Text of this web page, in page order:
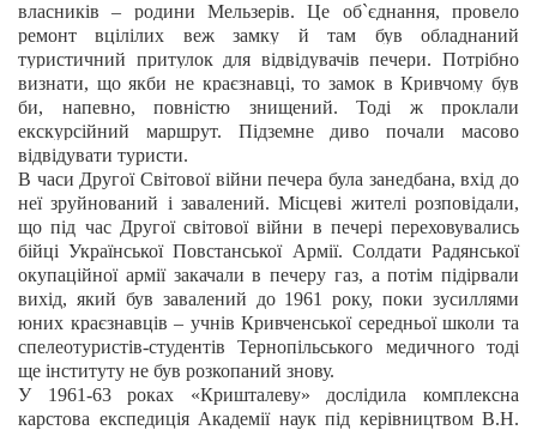
власників– родини Мельзерів. Це об`єднання, провело
ремонт вцілілих веж замку й там був обладнаний
туристичний притулок для відвідувачів печери. Потрібно
визнати, що якби не краєзнавці, то замок в Кривчому був
би, напевно, повністю знищений.
Тоді ж проклали
екскурсійний маршрут. Підземне диво почали масово
відвідувати туристи.
В часи Другої Світової війни печера була занедбана, вхід до
неї зруйнований і завалений.Місцеві жителі розповідали,
що під час Другої світової війни в печері переховувались
бійці Української Повстанської Армії. Солдати Радянської
окупаційної армії закачали в печеру газ, а потім підірвали
вихід, який був завалений до 1961 року, поки зусиллями
юних краєзнавців – учнів Кривченської середньої школи та
спелеотуристів-студентів Тернопільського медичного тоді
ще інституту не був розкопаний знову.
У 1961-63 роках «Кришталеву» дослідила комплексна
карстова експедиція Академії наук під керівництвом В.Н.